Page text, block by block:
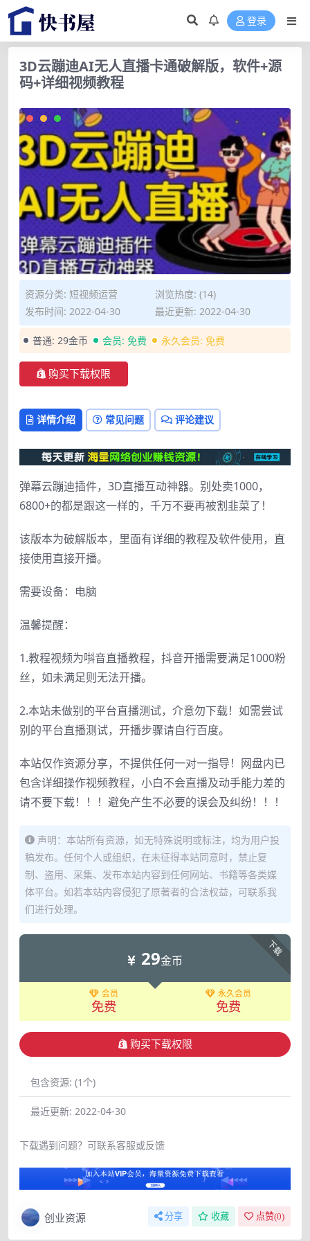
登录
3D云蹦迪AI无人直播卡通破解版，软件+源
码+详细视频教程
资源分类: 短视频运营
浏览热度: (14)
发布时间: 2022-04-30
最近更新: 2022-04-30
普通: 29金币 会员: 免费 永久会员: 免费
购买下载权限
详情介绍 常见问题 评论建议
弹幕云蹦迪插件，3D直播互动神器。别处卖1000，
6800+的都是跟这一样的，千万不要再被割韭菜了！
该版本为破解版本，里面有详细的教程及软件使用，直
接使用直接开播。
需要设备：电脑
温馨提醒：
1.教程视频为唞音直播教程，抖音开播需要满足1000粉
丝，如未满足则无法开播。
2.本站未做别的平台直播测试，介意勿下载！如需尝试
别的平台直播测试，开播步骤请自行百度。
本站仅作资源分享，不提供任何一对一指导！网盘内已
包含详细操作视频教程，小白不会直播及动手能力差的
请不要下载！！！避免产生不必要的误会及纠纷！！！
声明：本站所有资源，如无特殊说明或标注，均为用户投
稿发布。任何个人或组织，在未征得本站同意时，禁止复
制、盗用、采集、发布本站内容到任何网站、书籍等各类媒
体平台。如若本站内容侵犯了原著者的合法权益，可联系我
们进行处理。
下载
29金币
会员
免费
永久会员
免费
购买下载权限
包含资源: (1个)
最近更新: 2022-04-30
下载遇到问题？可联系客服或反馈
创业资源 分享 收藏 点赞(0)